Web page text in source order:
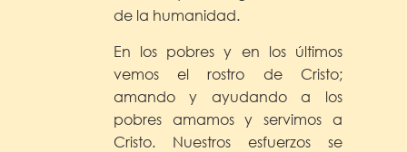
de la humanidad.
En los pobres y en los últimos
vemos el rostro de Cristo;
amando y ayudando a los
pobres amamos y servimos a
Cristo. Nuestros esfuerzos se